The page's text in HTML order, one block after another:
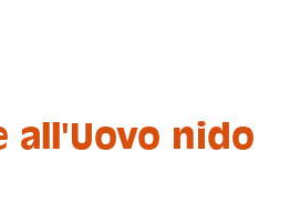
all'Uovo nido